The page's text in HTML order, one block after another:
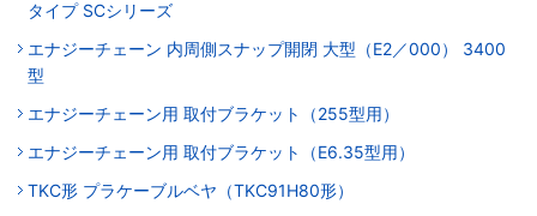
タイプ SCシリーズ
エナジーチェーン 内周側スナップ開閉 大型（E2／000） 3400
型
エナジーチェーン用 取付ブラケット（255型用）
エナジーチェーン用 取付ブラケット（E6.35型用）
TKC形 プラケーブルベヤ（TKC91H80形）